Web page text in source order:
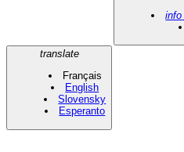
info
translate
Français
English
Slovensky
Esperanto